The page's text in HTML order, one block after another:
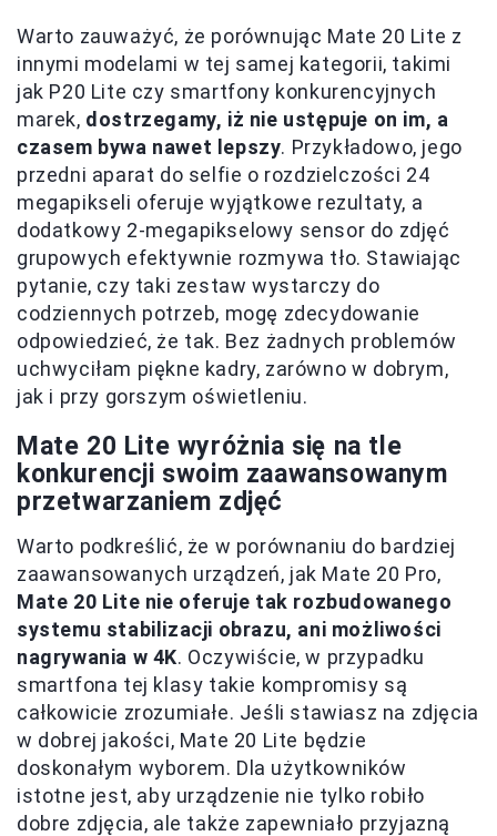
Warto zauważyć, że porównując Mate 20 Lite z
innymi modelami w tej samej kategorii, takimi
jak P20 Lite czy smartfony konkurencyjnych
marek, dostrzegamy, iż nie ustępuje on im, a
czasem bywa nawet lepszy. Przykładowo, jego
przedni aparat do selfie o rozdzielczości 24
megapikseli oferuje wyjątkowe rezultaty, a
dodatkowy 2-megapikselowy sensor do zdjęć
grupowych efektywnie rozmywa tło. Stawiając
pytanie, czy taki zestaw wystarczy do
codziennych potrzeb, mogę zdecydowanie
odpowiedzieć, że tak. Bez żadnych problemów
uchwyciłam piękne kadry, zarówno w dobrym,
jak i przy gorszym oświetleniu.
Mate 20 Lite wyróżnia się na tle
konkurencji swoim zaawansowanym
przetwarzaniem zdjęć
Warto podkreślić, że w porównaniu do bardziej
zaawansowanych urządzeń, jak Mate 20 Pro,
Mate 20 Lite nie oferuje tak rozbudowanego
systemu stabilizacji obrazu, ani możliwości
nagrywania w 4K. Oczywiście, w przypadku
smartfona tej klasy takie kompromisy są
całkowicie zrozumiałe. Jeśli stawiasz na zdjęcia
w dobrej jakości, Mate 20 Lite będzie
doskonałym wyborem. Dla użytkowników
istotne jest, aby urządzenie nie tylko robiło
dobre zdjęcia, ale także zapewniało przyjazną